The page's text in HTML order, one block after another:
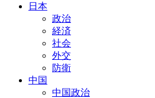
日本
政治
経済
社会
外交
防衛
中国
中国政治